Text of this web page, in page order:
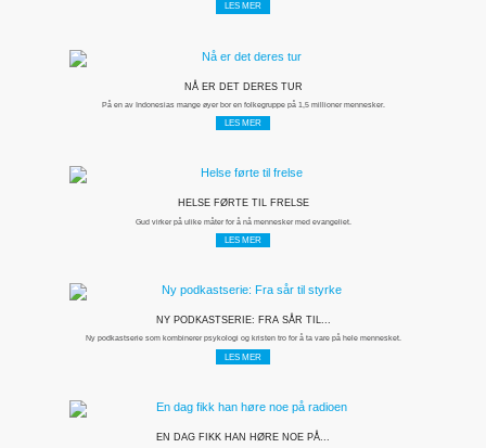
LES MER
NÅ ER DET DERES TUR
På en av Indonesias mange øyer bor en folkegruppe på 1,5 millioner mennesker.
LES MER
HELSE FØRTE TIL FRELSE
Gud virker på ulike måter for å nå mennesker med evangeliet.
LES MER
NY PODKASTSERIE: FRA SÅR TIL...
Ny podkastserie som kombinerer psykologi og kristen tro for å ta vare på hele mennesket.
LES MER
EN DAG FIKK HAN HØRE NOE PÅ...